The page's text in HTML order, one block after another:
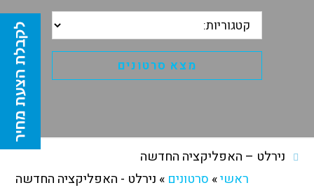
נירלט – האפליקציה החדשה
ראשי» סרטונים » נירלט - האפליקציה החדשה